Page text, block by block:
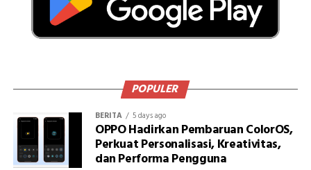
POPULER
BERITA 5 days ago
OPPO Hadirkan Pembaruan ColorOS,
Perkuat Personalisasi, Kreativitas,
dan Performa Pengguna